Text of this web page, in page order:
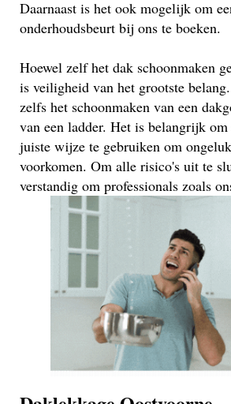
Daarnaast is het ook mogelijk om
onderhoudsbeurt bij ons te boeken.
Hoewel zelf het dak schoonmaken
is veiligheid van het grootste
zelfs het schoonmaken van een
van een ladder. Het is belangrijk
juiste wijze te gebruiken om
voorkomen. Om alle risico's uit te
verstandig om professionals zoals